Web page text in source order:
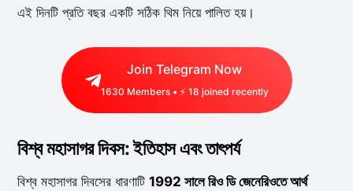
এই দিনটি প্রতি বছর একটি সঠিক থিম নিয়ে পালিত হয়।
Join Telegram Now
1630 Members • ⚡ 18 joined recently
বিশ্ব মহাসাগর দিবস: ইতিহাস এবং তাৎপর্য
বিশ্ব মহাসাগর দিবসের ধারণাটি 1992 সালে রিও ডি জেনেরিওতে আর্থ